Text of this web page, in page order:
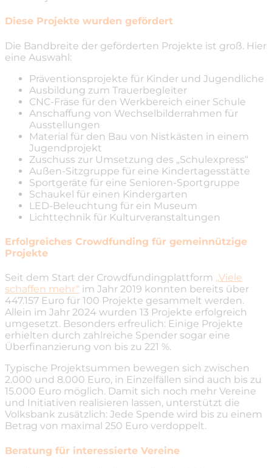
Diese Projekte wurden gefördert
Die Bandbreite der geförderten Projekte ist groß. Hier
eine Auswahl:
Präventionsprojekte für Kinder und Jugendliche
Ausbildung zum Trauerbegleiter
CNC-Fräse für den Werkbereich einer Schule
Anschaffung von Wechselbilderrahmen für
Ausstellungen
Material für den Bau von Nistkästen in einem
Jugendprojekt
Zuschuss zur Umsetzung des „Schulexpress“
Außen-Sitzgruppe für eine Kindertagesstätte
Sportgeräte für eine Senioren-Sportgruppe
Schaukel für einen Kindergarten
LED-Beleuchtung für ein Museum
Lichttechnik für Kulturveranstaltungen
Erfolgreiches Crowdfunding für gemeinnützige
Projekte
Seit dem Start der Crowdfundingplattform „Viele
schaffen mehr“ im Jahr 2019 konnten bereits über
447.157 Euro für 100 Projekte gesammelt werden.
Allein im Jahr 2024 wurden 13 Projekte erfolgreich
umgesetzt. Besonders erfreulich: Einige Projekte
erhielten durch zahlreiche Spender sogar eine
Überfinanzierung von bis zu 221 %.
Typische Projektsummen bewegen sich zwischen
2.000 und 8.000 Euro, in Einzelfällen sind auch bis zu
15.000 Euro möglich. Damit sich noch mehr Vereine
und Initiativen realisieren lassen, unterstützt die
Volksbank zusätzlich: Jede Spende wird bis zu einem
Betrag von maximal 250 Euro verdoppelt.
Beratung für interessierte Vereine